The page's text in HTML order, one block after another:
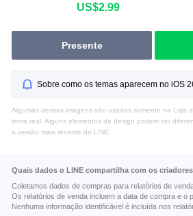
US$2.99
Presente
Sobre como os temas aparecem no iOS
Algumas dessas imagens são usadas somente na Loja
tema real. Alguns elementos de design podem ser
a versão mais recente do LINE.
Quais dados o LINE compartilha com os
Coletamos dados de compras para relatórios de
Os relatórios de venda incluem a data de compra e o
Nenhuma informação identificável é incluída nos